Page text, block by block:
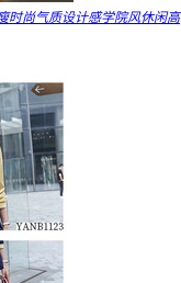
时尚气质设计感学院风休闲高